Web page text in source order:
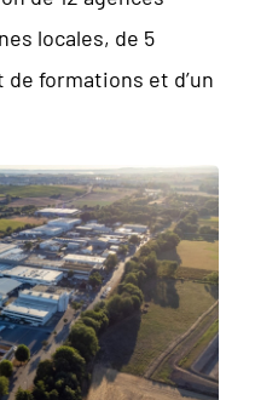
locales, de 5
formations et d’un